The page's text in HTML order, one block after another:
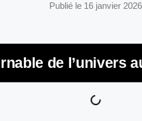
Publié le 16 janvier 2026
de l’univers